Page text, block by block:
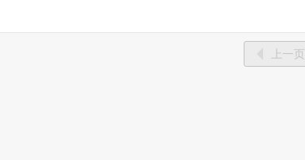
上一页